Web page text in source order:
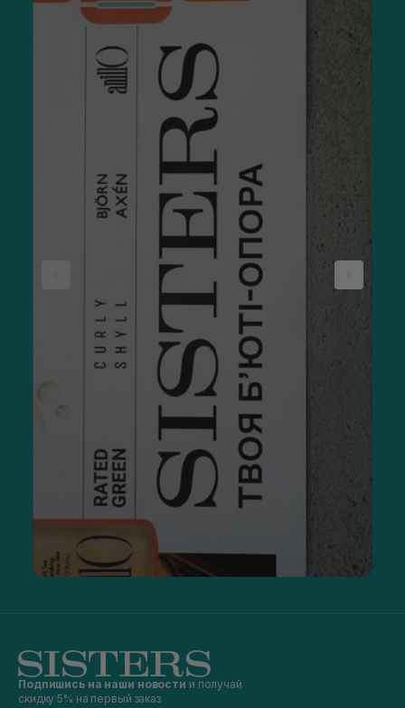
Подпишись на наши новости и получай
скидку 5% на первый заказ